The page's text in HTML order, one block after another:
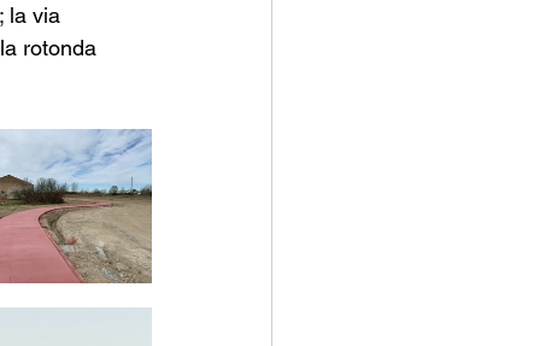
la via
rotonda